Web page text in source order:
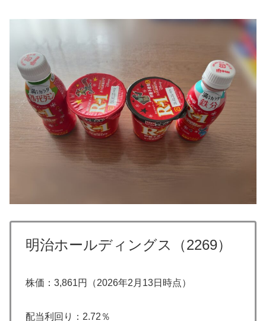
明治ホールディングス（2269）
株価：3,861円（2026年2月13日時点）
配当利回り：2.72％